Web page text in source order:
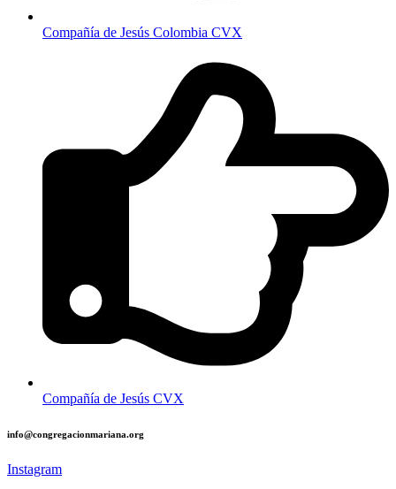
Compañía de Jesús Colombia CVX
Compañía de Jesús CVX
info@congregacionmariana.org
Instagram